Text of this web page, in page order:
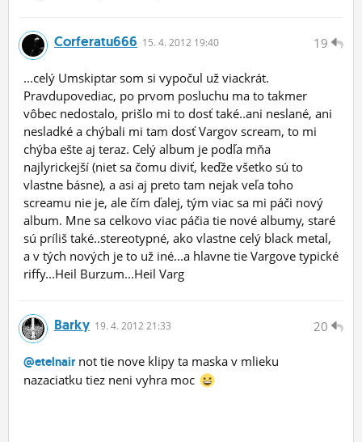
19
Corferatu666 15. 4. 2012 19:40
...celý Umskiptar som si vypočul už viackrát.
Pravdupovediac, po prvom posluchu ma to takmer
vôbec nedostalo, prišlo mi to dosť také..ani neslané, ani
nesladké a chýbali mi tam dosť Vargov scream, to mi
chýba ešte aj teraz. Celý album je podľa mňa
najlyrickejší (niet sa čomu diviť, keďže všetko sú to
vlastne básne), a asi aj preto tam nejak veľa toho
screamu nie je, ale čím ďalej, tým viac sa mi páči nový
album. Mne sa celkovo viac páčia tie nové albumy, staré
sú príliš také..stereotypné, ako vlastne celý black metal,
a v tých nových je to už iné...a hlavne tie Vargove typické
riffy...Heil Burzum...Heil Varg
20
Barky 19. 4. 2012 21:33
@etelnair not tie nove klipy ta maska v mlieku
nazaciatku tiez neni vyhra moc